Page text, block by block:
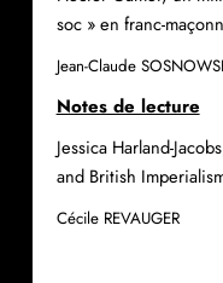
soc » en franc-
Jean-Claude
Notes de lecture
Jessica Harland-
and British
Cécile REVAUGER